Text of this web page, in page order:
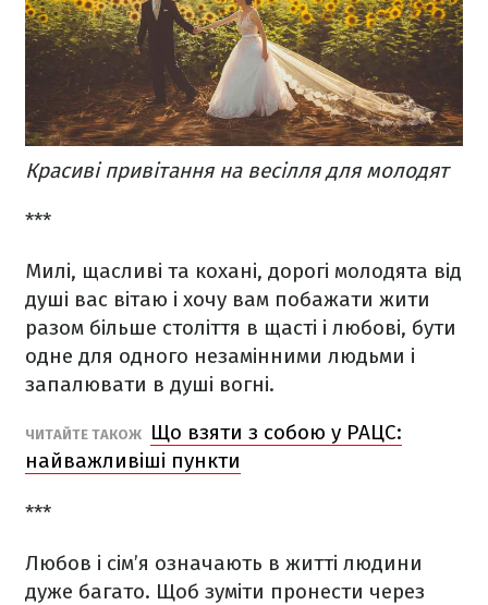
Красиві привітання на весілля для молодят
***
Милі, щасливі та кохані, дорогі молодята від
душі вас вітаю і хочу вам побажати жити
разом більше століття в щасті і любові, бути
одне для одного незамінними людьми і
запалювати в душі вогні.
ЧИТАЙТЕ ТАКОЖ
Що взяти з собою у РАЦС:
найважливіші пункти
***
Любов і сім’я означають в житті людини
дуже багато. Щоб зуміти пронести через